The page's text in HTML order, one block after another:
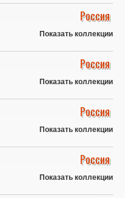
Россия
Показать коллекции
Россия
Показать коллекции
Россия
Показать коллекции
Россия
Показать коллекции